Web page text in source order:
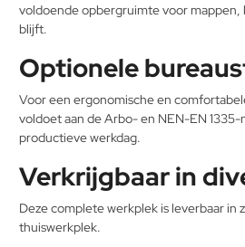
voldoende opbergruimte voor
blijft.
Optionele
Voor een ergonomische en
voldoet aan de Arbo- en NEN-EN
productieve werkdag.
Verkrijgbaar in
Deze complete werkplek is leverbaar
thuiswerkplek.